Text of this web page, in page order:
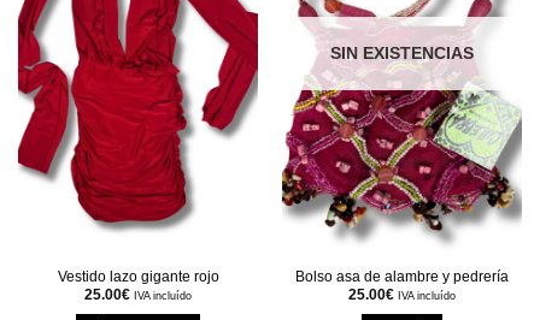
Vestido lazo gigante rojo
25.00€ IVA incluído
SIN EXISTENCIAS
Bolso asa de alambre y pedrería
25.00€ IVA incluído